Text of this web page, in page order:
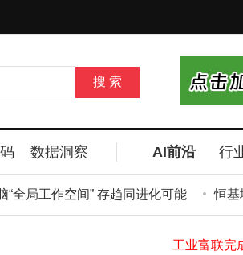
数据洞察 AI前沿 行
工作空间” 存趋同进化可能 恒基地